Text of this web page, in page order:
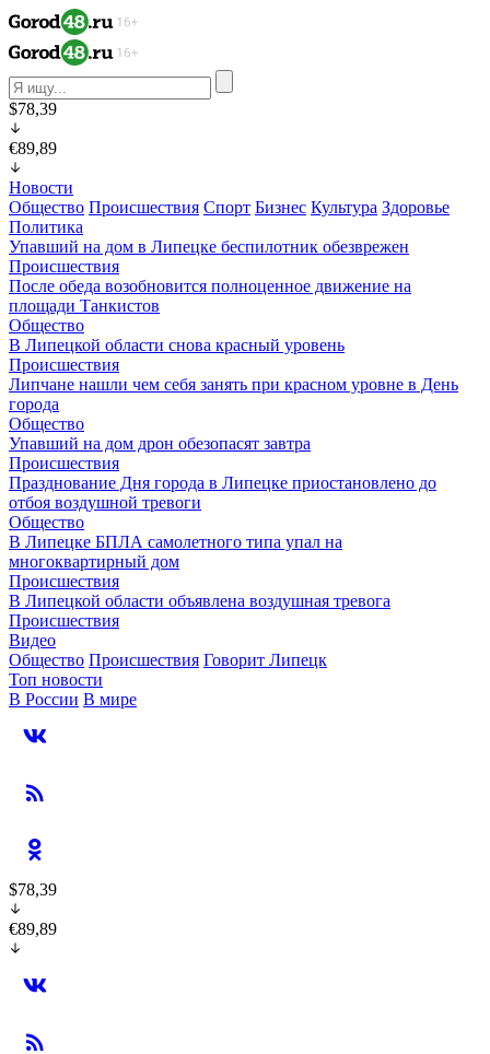
$78,39
€89,89
Новости
Общество Происшествия Спорт Бизнес Культура Здоровье
Политика
Упавший на дом в Липецке беспилотник обезврежен
Происшествия
После обеда возобновится полноценное движение на
площади Танкистов
Общество
В Липецкой области снова красный уровень
Происшествия
Липчане нашли чем себя занять при красном уровне в День
города
Общество
Упавший на дом дрон обезопасят завтра
Происшествия
Празднование Дня города в Липецке приостановлено до
отбоя воздушной тревоги
Общество
В Липецке БПЛА самолетного типа упал на
многоквартирный дом
Происшествия
В Липецкой области объявлена воздушная тревога
Происшествия
Видео
Общество Происшествия Говорит Липецк
Топ новости
В России В мире
$78,39
€89,89